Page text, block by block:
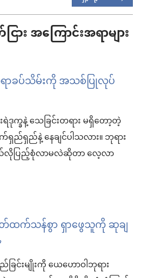
အကြောင်းအရာများ
ာခပ်သိမ်းကို အသစ်ပြုလုပ်
ရဲဒုက္ခနဲ့ သေခြင်းတရား မရှိတော့တဲ့
ရှည်ရှည်နဲ့ နေချင်ပါသလား။ ဘုရား
ပြည့်စုံလာမလဲဆိုတာ လေ့လာ
တ်ထက်သန်စွာ ရှာဖွေသူကို ဆုချ
င်းမျိုးကို ယေဟောဝါဘုရား